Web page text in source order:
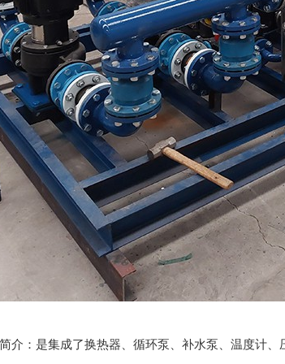
是集成了换热器、循环泵、补水泵、温度计、